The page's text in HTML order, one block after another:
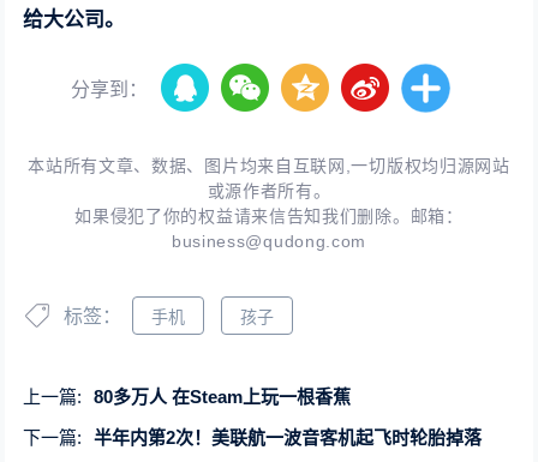
给大公司。
分享到：
本站所有文章、数据、图片均来自互联网,一切版权均归源网站
或源作者所有。
如果侵犯了你的权益请来信告知我们删除。邮箱：
business@qudong.com
标签： 手机 孩子
上一篇:
80多万人 在Steam上玩一根香蕉
下一篇:
半年内第2次！美联航一波音客机起飞时轮胎掉落